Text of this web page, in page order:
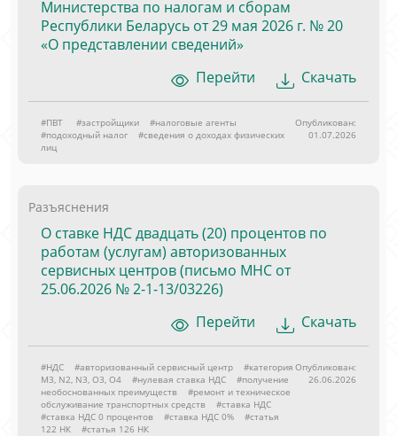
Министерства по налогам и сборам
Республики Беларусь от 29 мая 2026 г. № 20
«О представлении сведений»
Перейти
Скачать
#ПВТ #застройщики
#налоговые агенты
#подоходный налог
#сведения о доходах физических
лиц
Опубликован:
01.07.2026
Разъяснения
О ставке НДС двадцать (20) процентов по
работам (услугам) авторизованных
сервисных центров (письмо МНС от
25.06.2026 № 2-1-13/03226)
Перейти
Скачать
#НДС #авторизованный сервисный центр
#категория
M3, N2, N3, O3, O4
#нулевая ставка НДС
#получение
необоснованных преимуществ
#ремонт и техническое
обслуживание транспортных средств
#ставка НДС
#ставка НДС 0 процентов
#ставка НДС 0%
#статья
122 НК
#статья 126 НК
Опубликован:
26.06.2026